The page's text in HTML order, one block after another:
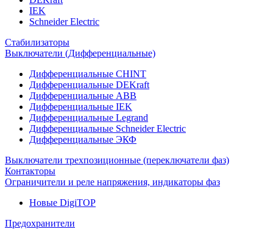
IEK
Schneider Electric
Стабилизаторы
Выключатели (Дифференциальные)
Дифференциальные CHINT
Дифференциальные DEKraft
Дифференциальные ABB
Дифференциальные IEK
Дифференциальные Legrand
Дифференциальные Schneider Electric
Дифференциальные ЭКФ
Выключатели трехпозиционные (переключатели фаз)
Контакторы
Ограничители и реле напряжения, индикаторы фаз
Новые DigiTOP
Предохранители